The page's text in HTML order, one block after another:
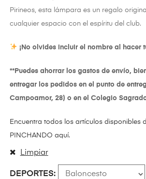
Pirineos, esta lámpara es un regalo
cualquier espacio con el espíritu del club.
¡No olvides incluir el nombre al hacer
**Puedes ahorrar los gastos de envío,
entregar los pedidos en el punto de
Campoamor, 28) o en el Colegio
Encuentra todos los artículos disponibles
PINCHANDO aquí.
DEPORTES
Limpiar